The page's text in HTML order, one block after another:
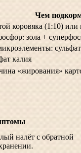
Чем
коровяка (1:10) или
зола +
калия
«жирования»
налёт с обратной